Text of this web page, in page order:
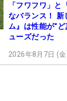
「フワフワ」
なバランス！ 新
ム』は性能が“
ューズだった
2026年8月7日 (